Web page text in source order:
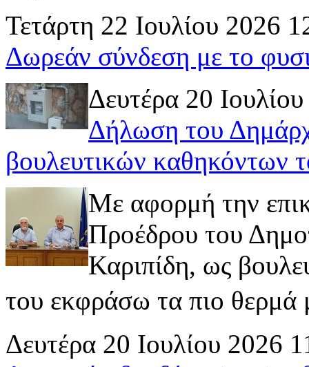
Τετάρτη 22 Ιουλίου 2026
Δωρεάν σύνδεση με το
Δευτέρα 20
Δήλωση του
βουλευτικών καθηκόντων
Με αφορμή την
Προέδρου του
Καριπίδη, ως
του εκφράσω τα πιο
Δευτέρα 20 Ιουλίου 2026